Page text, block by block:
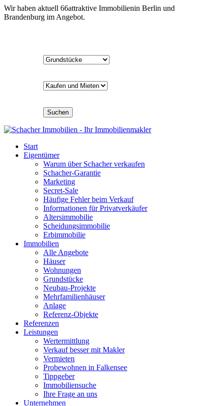
Wir haben aktuell 66attraktive Immobilienin Berlin und
Brandenburg im Angebot.
Suchen
Start
Eigentümer
Warum über Schacher verkaufen
Schacher-Garantie
Marketing
Secret-Sale
Häufige Fehler beim Verkauf
Informationen für Privatverkäufer
Altersimmobilie
Scheidungsimmobilie
Erbimmobilie
Immobilien
Alle Angebote
Häuser
Wohnungen
Grundstücke
Neubau-Projekte
Mehrfamilienhäuser
Anlage
Referenz-Objekte
Referenzen
Leistungen
Wertermittlung
Verkauf besser mit Makler
Vermieten
Probewohnen in Falkensee
Tippgeber
Immobiliensuche
Ihre Frage an uns
Unternehmen